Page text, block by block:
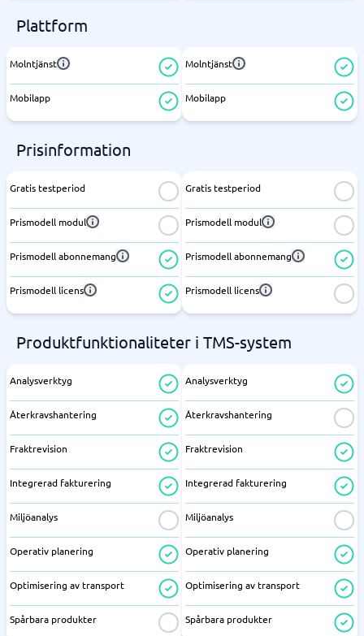
Plattform
Molntjänst
Mobilapp
Molntjänst
Mobilapp
Prisinformation
Gratis testperiod
Prismodell modul
Prismodell abonnemang
Prismodell licens
Gratis testperiod
Prismodell modul
Prismodell abonnemang
Prismodell licens
Produktfunktionaliteter i TMS-system
Analysverktyg
Återkravshantering
Fraktrevision
Integrerad fakturering
Miljöanalys
Operativ planering
Optimisering av transport
Spårbara produkter
Analysverktyg
Återkravshantering
Fraktrevision
Integrerad fakturering
Miljöanalys
Operativ planering
Optimisering av transport
Spårbara produkter